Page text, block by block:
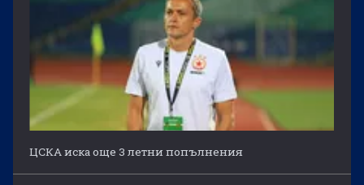
ЦСКА иска още 3 летни попълнения